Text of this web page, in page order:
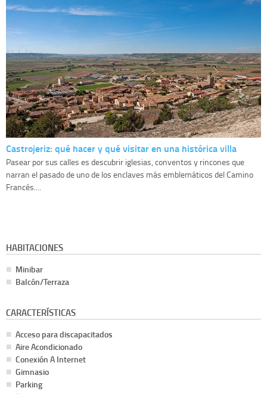
Castrojeriz: qué hacer y qué visitar en una histórica villa
Pasear por sus calles es descubrir iglesias, conventos y rincones que
narran el pasado de uno de los enclaves más emblemáticos del Camino
Francés....
HABITACIONES
Minibar
Balcón/Terraza
CARACTERÍSTICAS
Acceso para discapacitados
Aire Acondicionado
Conexión A Internet
Gimnasio
Parking